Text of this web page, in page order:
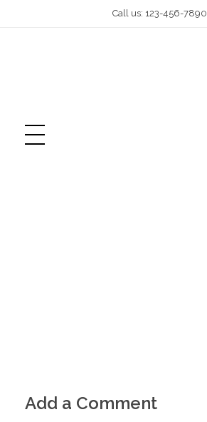
Call us: 123-456-7890
Add a Comment